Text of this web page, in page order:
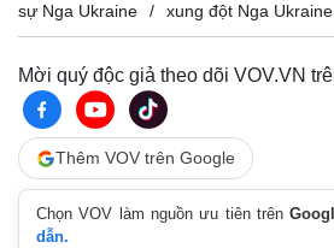
sự Nga Ukraine
xung đột Nga Ukraine
Mời quý độc giả theo dõi VOV.VN
Thêm VOV trên Google
Chọn VOV làm nguồn ưu tiên trên
dẫn.